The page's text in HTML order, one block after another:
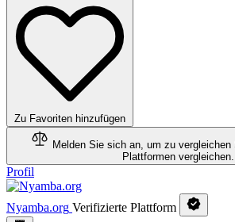
Zu Favoriten hinzufügen
Melden Sie sich an, um zu vergleichen
Plattformen vergleichen.
Profil
Nyamba.org Verifizierte Plattform